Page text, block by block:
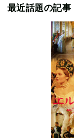
最近話題の記事